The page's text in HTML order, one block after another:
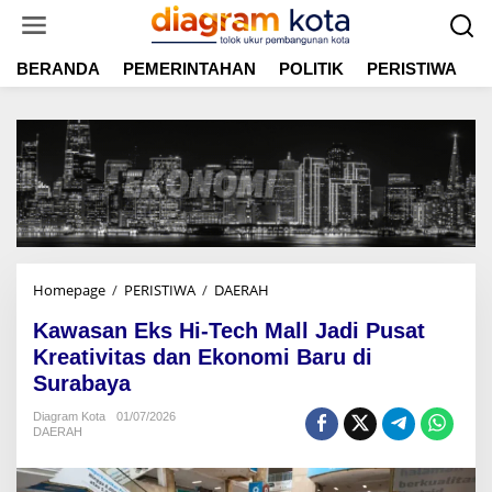
t
BERANDA PEMERINTAHAN POLITIK PERISTIWA
Homepage / PERISTIWA / DAERAH
w
a
s
Kawasan Eks Hi-Tech Mall Jadi Pusat
Kreativitas dan Ekonomi Baru di
Surabaya
Diagram Kota
01/07/2026
DAERAH